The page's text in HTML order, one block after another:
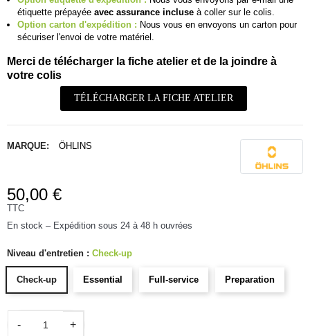
étiquette prépayée avec assurance incluse à coller sur le colis.
Option carton d'expédition : Nous vous en envoyons un carton pour
sécuriser l'envoi de votre matériel.
Merci de télécharger la fiche atelier et de la joindre à
votre colis
TÉLÉCHARGER LA FICHE ATELIER
MARQUE: ÖHLINS
50,00 €
TTC
En stock – Expédition sous 24 à 48 h ouvrées
Niveau d'entretien : Check-up
Check-up Essential Full-service Preparation
- +